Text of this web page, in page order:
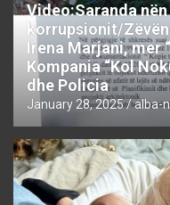
Video:Saranda
korrupsionit/
Irena Marjani, mer
Kompania “Kol
dhe Policia
January 28, 2025 alba-